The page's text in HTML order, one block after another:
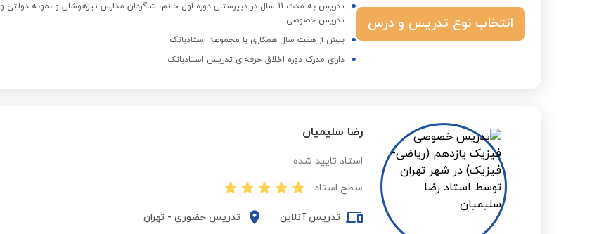
انتخاب نوع تدریس و درس
تدریس به مدت 11 سال در دبیرستان دوره اول خاتم، شاگردان مدارس تیزهوشان و نمونه دولتی و
تدریس خصوصی
بیش از هفت سال همکاری با مجموعه استادبانک
دارای مدرک دوره اخلاق حرفه‌ای تدریس استادبانک
رضا سلیمیان
استاد تایید شده
سطح استاد:
تدریس آنلاین تدریس حضوری - تهران